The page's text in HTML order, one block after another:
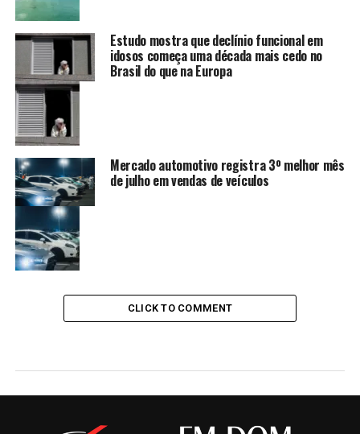
Estudo mostra que declínio funcional em
idosos começa uma década mais cedo no
Brasil do que na Europa
Mercado automotivo registra 3º melhor mês
de julho em vendas de veículos
CLICK TO COMMENT